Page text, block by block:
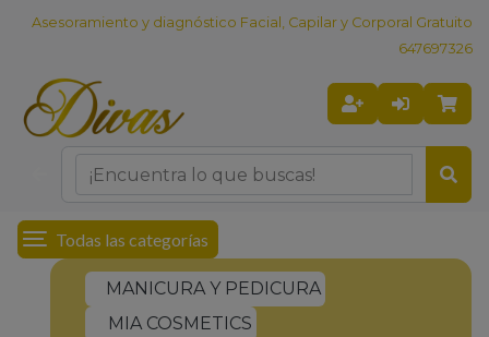
Asesoramiento y diagnóstico Facial, Capilar y Corporal Gratuito
647697326
Todas las categorías
MANICURA Y PEDICURA
MIA COSMETICS